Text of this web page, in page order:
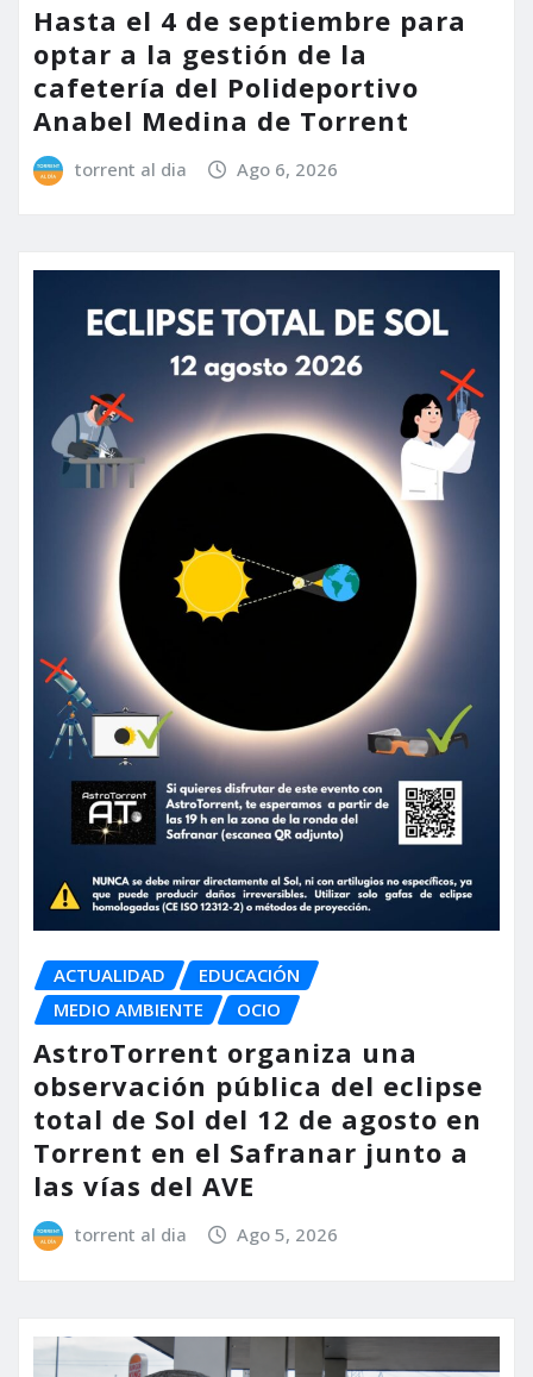
Hasta el 4 de septiembre para
optar a la gestión de la
cafetería del Polideportivo
Anabel Medina de Torrent
torrent al dia Ago 6, 2026
ACTUALIDAD
EDUCACIÓN
MEDIO AMBIENTE
OCIO
AstroTorrent organiza una
observación pública del eclipse
total de Sol del 12 de agosto en
Torrent en el Safranar junto a
las vías del AVE
torrent al dia Ago 5, 2026